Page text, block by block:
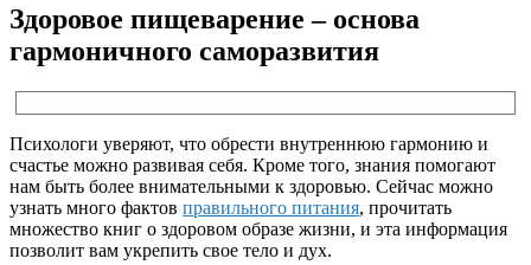
Здоровое пищеварение – основа
гармоничного саморазвития
Психологи уверяют, что обрести внутреннюю гармонию и
счастье можно развивая себя. Кроме того, знания помогают
нам быть более внимательными к здоровью. Сейчас можно
узнать много фактов правильного питания, прочитать
множество книг о здоровом образе жизни, и эта информация
позволит вам укрепить свое тело и дух.